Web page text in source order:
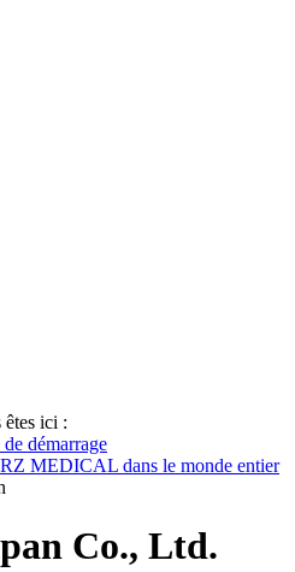
êtes ici :
de démarrage
MEDICAL dans le monde entier
Co., Ltd.